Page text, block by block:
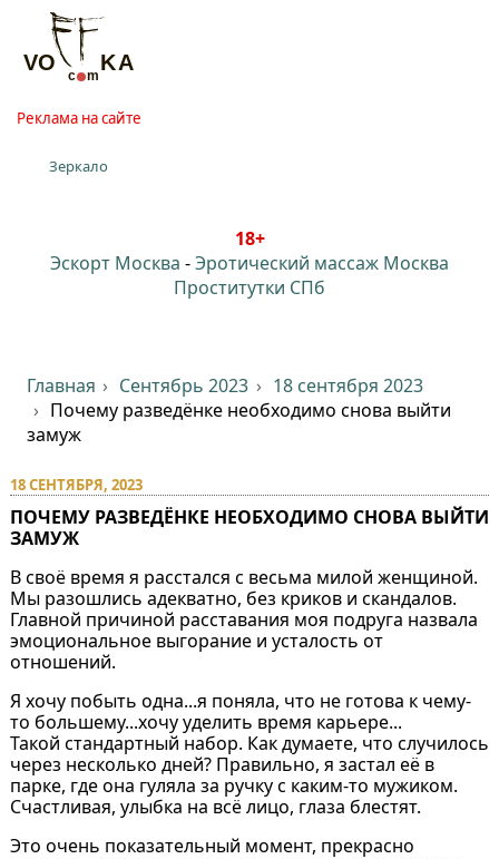
Реклама на сайте
Зеркало
18+
Эскорт Москва -Эротический массаж Москва
Проститутки СПб
Главная Сентябрь 2023
18 сентября 2023
Почему разведёнке необходимо снова выйти
замуж
18 СЕНТЯБРЯ, 2023
ПОЧЕМУ РАЗВЕДЁНКЕ НЕОБХОДИМО СНОВА ВЫЙТИ
ЗАМУЖ
В своё время я расстался с весьма милой женщиной.
Мы разошлись адекватно, без криков и скандалов.
Главной причиной расставания моя подруга назвала
эмоциональное выгорание и усталость от
отношений.
Я хочу побыть одна...я поняла, что не готова к чему-
то большему...хочу уделить время карьере...
Такой стандартный набор. Как думаете, что случилось
через несколько дней? Правильно, я застал её в
парке, где она гуляла за ручку с каким-то мужиком.
Счастливая, улыбка на всё лицо, глаза блестят.
Это очень показательный момент, прекрасно